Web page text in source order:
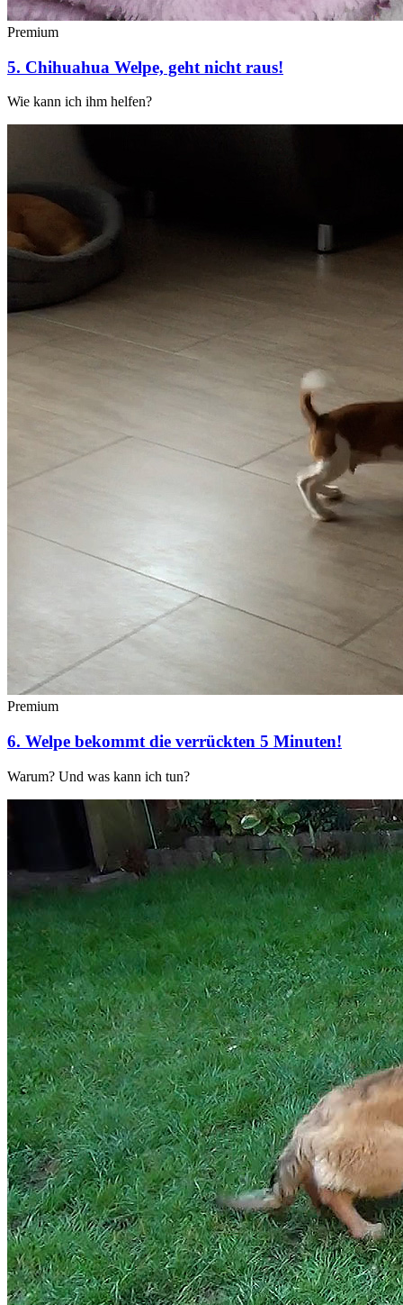
Premium
5. Chihuahua Welpe, geht nicht raus!
Wie kann ich ihm helfen?
Premium
6. Welpe bekommt die verrückten 5 Minuten!
Warum? Und was kann ich tun?